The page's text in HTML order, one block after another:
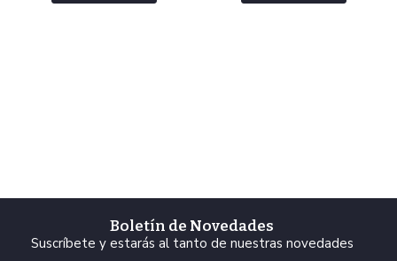
Boletín de Novedades
Suscríbete y estarás al tanto de nuestras novedades